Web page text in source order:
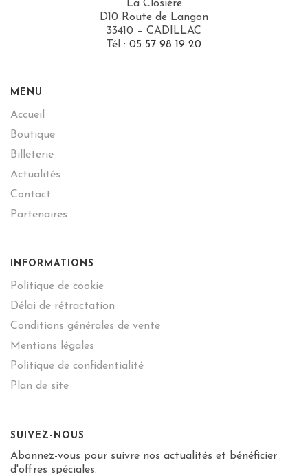
La Closière
D10 Route de Langon
33410 – CADILLAC
Tél : 05 57 98 19 20
MENU
Accueil
Boutique
Billeterie
Actualités
Contact
Partenaires
INFORMATIONS
Politique de cookie
Délai de rétractation
Conditions générales de vente
Mentions légales
Politique de confidentialité
Plan de site
SUIVEZ-NOUS
Abonnez-vous pour suivre nos actualités et bénéficier
d'offres spéciales.